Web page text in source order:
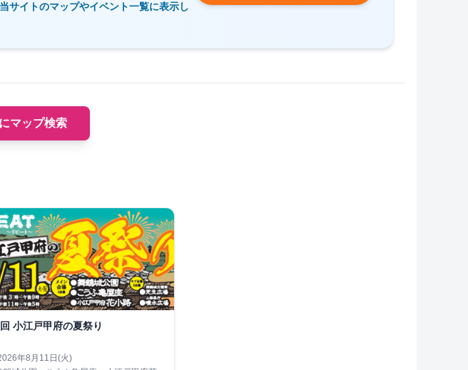
サイトのマップやイベント一覧に表示し
マップ検索
小江戸甲府の夏祭り
年8月11日(火)